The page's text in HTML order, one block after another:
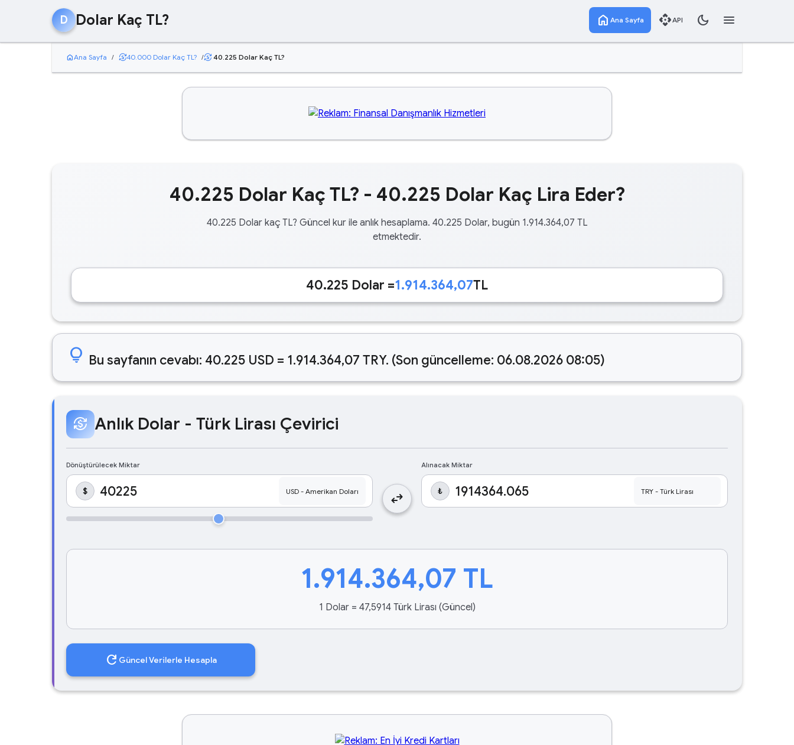
D Dolar Kaç TL? home Ana Sayfa apiAPI dark_mode menu
homeAna Sayfa / currency_exchange40.000 Dolar Kaç TL? /currency_exchange 40.225 Dolar Kaç TL?
40.225 Dolar Kaç TL? - 40.225 Dolar Kaç Lira Eder?
40.225 Dolar kaç TL? Güncel kur ile anlık hesaplama. 40.225 Dolar, bugün 1.914.364,07 TL
etmektedir.
40.225 Dolar =1.914.364,07TL
lightbulb Bu sayfanın cevabı: 40.225 USD = 1.914.364,07 TRY. (Son güncelleme: 06.08.2026 08:05)
currency_exchange Anlık Dolar - Türk Lirası Çevirici
Dönüştürülecek Miktar
$ swap_horiz
Alınacak Miktar
₺
1.914.364,07 TL
1 Dolar = 47,5914 Türk Lirası (Güncel)
refresh Güncel Verilerle Hesapla